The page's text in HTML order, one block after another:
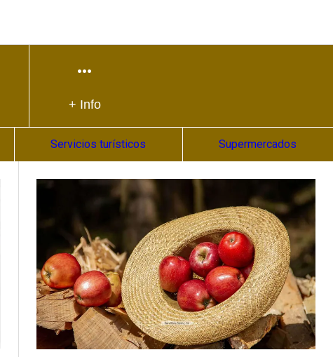
+ Info
Servicios turísticos Supermercados